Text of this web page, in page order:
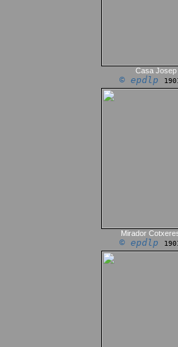
Casa Josep
© epdlp
Mirador
© epdlp